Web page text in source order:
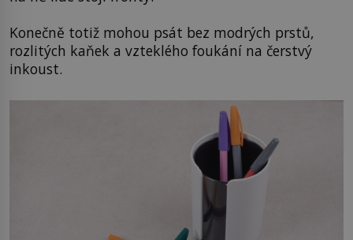
Konečně totiž mohou psát bez modrých prstů,
rozlitých kaňek a vzteklého foukání na čerstvý
inkoust.